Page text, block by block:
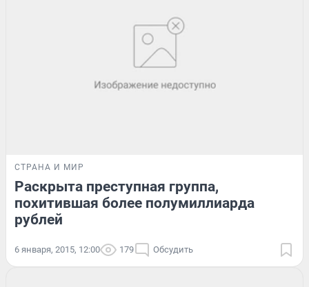
СТРАНА И МИР
Раскрыта преступная группа,
похитившая более полумиллиарда
рублей
6 января, 2015, 12:00 179 Обсудить